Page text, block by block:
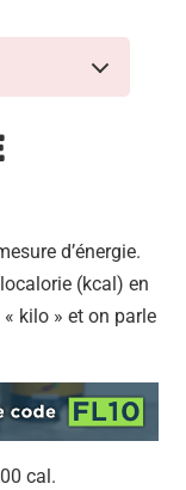
d’énergie.
(kcal) en
kilo » et on parle
cal.